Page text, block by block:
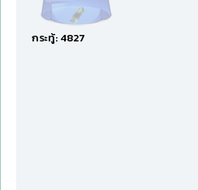
กระทู้: 4827